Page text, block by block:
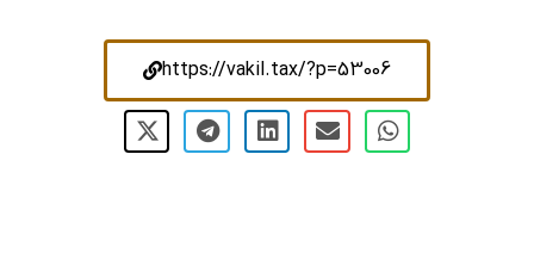
https://vakil.tax/?p=53006